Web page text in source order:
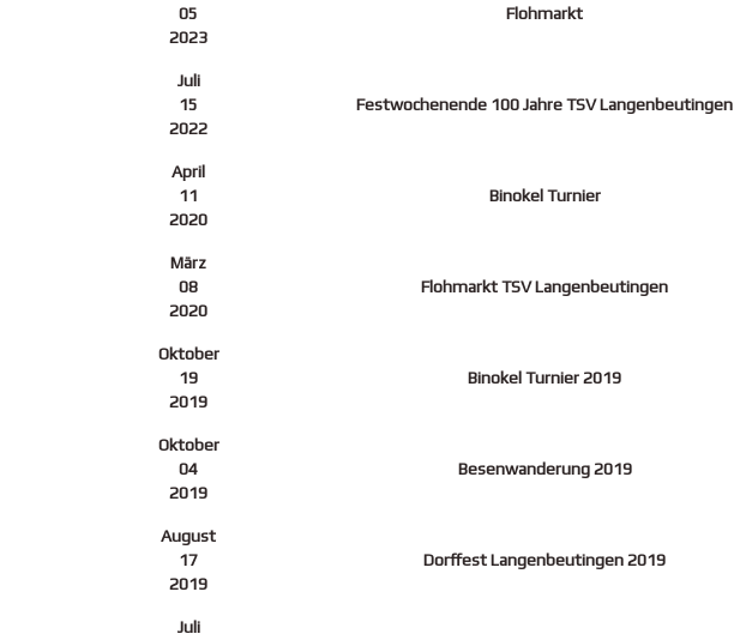
05
2023
Flohmarkt
Juli
15
2022
Festwochenende 100 Jahre TSV Langenbeutingen
April
11
2020
Binokel Turnier
März
08
2020
Flohmarkt TSV Langenbeutingen
Oktober
19
2019
Binokel Turnier 2019
Oktober
04
2019
Besenwanderung 2019
August
17
2019
Dorffest Langenbeutingen 2019
Juli